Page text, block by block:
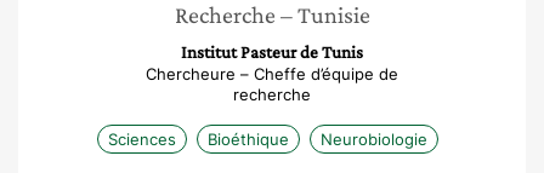
Recherche – Tunisie
Institut Pasteur de Tunis
Chercheure – Cheffe d’équipe de
recherche
Sciences Bioéthique Neurobiologie